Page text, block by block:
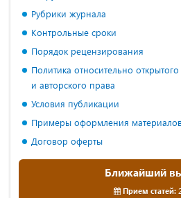
Рубрики журнала
Контрольные сроки
Порядок рецензирования
Политика относительно
и авторского права
Условия публикации
Примеры оформления
Договор оферты
Ближайший
Прием статей: